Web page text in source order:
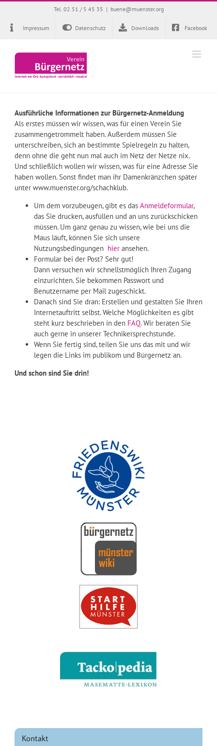
Zum
springen
Tel. 02 51 / 5 45 35 | buene@muenster.org
Impressum Datenschutz Downloads Facebook
Ausführliche Informationen zur Bürgernetz-Anmeldung
Als erstes müssen wir wissen, was für einen Verein Sie
zusammengetrommelt haben. Außerdem müssen Sie
unterschreiben, sich an bestimmte Spielregeln zu halten,
denn ohne die geht nun mal auch im Netz der Netze nix.
Und schließlich wollen wir wissen, was für eine Adresse Sie
haben wollen. Sonst findet man ihr Damenkränzchen später
unter www.muenster.org/schachklub.
Um dem vorzubeugen, gibt es das Anmeldeformular,
das Sie drucken, ausfüllen und an uns zurückschicken
müssen. Um ganz genau zu wissen, wie bei uns die
Maus läuft, können Sie sich unsere
Nutzungsbedingungen hier ansehen.
Formular bei der Post? Sehr gut!
Dann versuchen wir schnellstmöglich Ihren Zugang
einzurichten. Sie bekommen Passwort und
Benutzername per Mail zugeschickt.
Danach sind Sie dran: Erstellen und gestalten Sie Ihren
Internetauftritt selbst. Welche Möglichkeiten es gibt
steht kurz beschrieben in den FAQ. Wir beraten Sie
auch gerne in unserer Technikersprechstunde.
Wenn Sie fertig sind, teilen Sie uns das mit und wir
legen die Links im publikom und Bürgernetz an.
Und schon sind Sie drin!
Kontakt